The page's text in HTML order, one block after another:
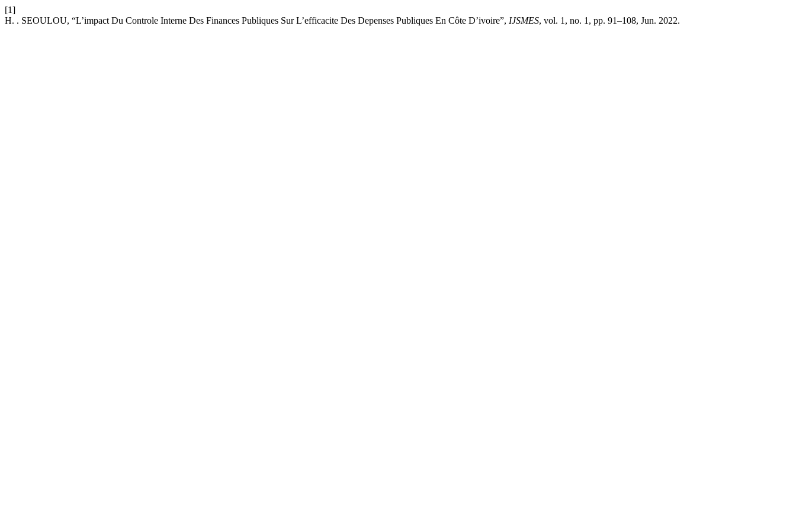
[1]
H. . SEOULOU, “L’impact Du Controle Interne Des Finances Publiques Sur L’efficacite Des Depenses Publiques En Côte D’ivoire”, IJSMES, vol. 1, no. 1, pp. 91–108, Jun. 2022.